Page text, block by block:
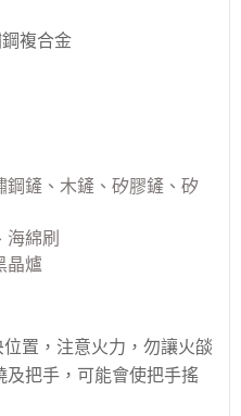
複合金
鋼鏟、木鏟、矽膠鏟 、 矽
海綿刷
晶爐
置，注意火力，勿讓火燄
把手，可能會使把手搖